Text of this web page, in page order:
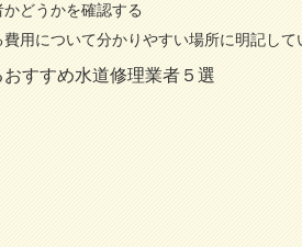
どうかを確認する
用について分かりやすい場所に明記して
すすめ水道修理業者５選